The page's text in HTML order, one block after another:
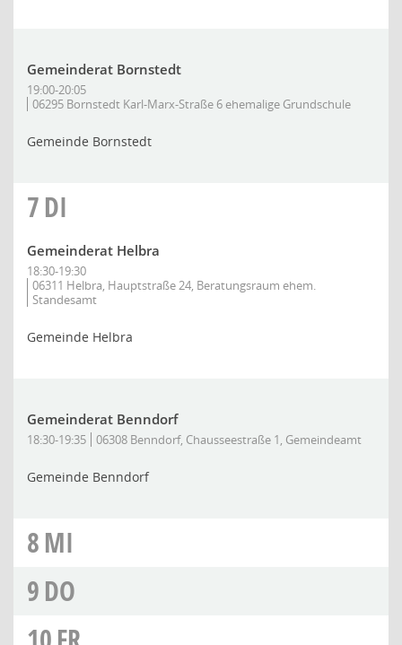
Gemeinderat Bornstedt
19:00-20:05
06295 Bornstedt Karl-Marx-Straße 6 ehemalige Grundschule
Gemeinde Bornstedt
7DI
Gemeinderat Helbra
18:30-19:30
06311 Helbra, Hauptstraße 24, Beratungsraum ehem.
Standesamt
Gemeinde Helbra
Gemeinderat Benndorf
18:30-19:35 06308 Benndorf, Chausseestraße 1, Gemeindeamt
Gemeinde Benndorf
8MI
9DO